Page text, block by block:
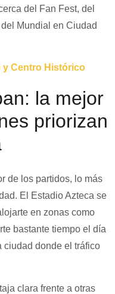
del Fan Fest, del
Mundial en Ciudad
y Centro Histórico
la mejor
priorizan
de los partidos, lo más
El Estadio Azteca se
en zonas como
bastante tiempo el día
ciudad donde el tráfico
clara frente a otras